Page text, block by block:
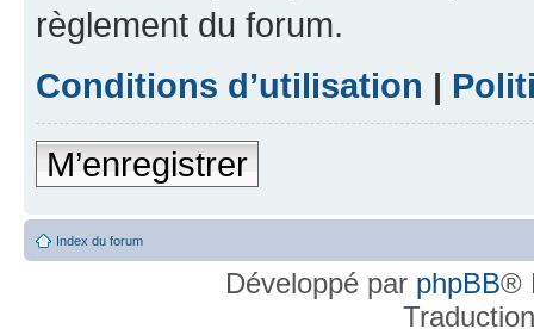
règlement du forum.
Conditions d’utilisation |
M’enregistrer
Index du forum
Développé par phpBB®